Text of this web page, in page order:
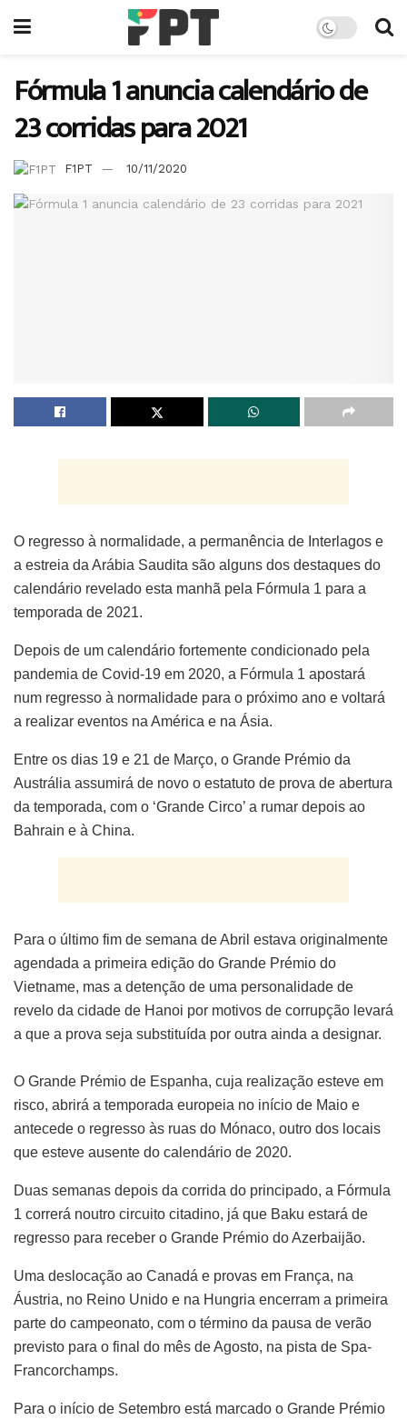
Fórmula 1 anuncia calendário de
23 corridas para 2021
F1PT 10/11/2020
O regresso à normalidade, a permanência de Interlagos e
a estreia da Arábia Saudita são alguns dos destaques do
calendário revelado esta manhã pela Fórmula 1 para a
temporada de 2021.
Depois de um calendário fortemente condicionado pela
pandemia de Covid-19 em 2020, a Fórmula 1 apostará
num regresso à normalidade para o próximo ano e voltará
a realizar eventos na América e na Ásia.
Entre os dias 19 e 21 de Março, o Grande Prémio da
Austrália assumirá de novo o estatuto de prova de abertura
da temporada, com o ‘Grande Circo’ a rumar depois ao
Bahrain e à China.
Para o último fim de semana de Abril estava originalmente
agendada a primeira edição do Grande Prémio do
Vietname, mas a detenção de uma personalidade de
revelo da cidade de Hanoi por motivos de corrupção levará
a que a prova seja substituída por outra ainda a designar.
O Grande Prémio de Espanha, cuja realização esteve em
risco, abrirá a temporada europeia no início de Maio e
antecede o regresso às ruas do Mónaco, outro dos locais
que esteve ausente do calendário de 2020.
Duas semanas depois da corrida do principado, a Fórmula
1 correrá noutro circuito citadino, já que Baku estará de
regresso para receber o Grande Prémio do Azerbaijão.
Uma deslocação ao Canadá e provas em França, na
Áustria, no Reino Unido e na Hungria encerram a primeira
parte do campeonato, com o término da pausa de verão
previsto para o final do mês de Agosto, na pista de Spa-
Francorchamps.
Para o início de Setembro está marcado o Grande Prémio